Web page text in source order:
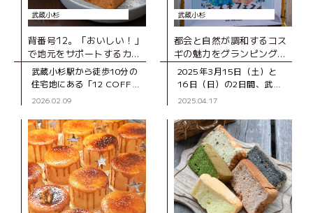
武蔵小杉
背番号12。「おいしい！」
で地元をサポートするカフ
ェ
武蔵小杉駅から徒歩10分の
住宅地にある「12 COFFEE
AND BAKE（ジュウニ コー
2023年にオープンした、ご
夫婦で営むカウ
2026.02.09
武蔵小杉
都会と自然が調和するコス
ギの魅力をグランピング気
分で堪能！「街スキフェス
タ THE 武蔵小杉 with
2025年3月15日（土）と
16日（日）の2日間、武蔵
小杉の駅前広場「こすぎコ
フェスタ THE 武蔵小杉
with FIND LOCAL
2025.04.17